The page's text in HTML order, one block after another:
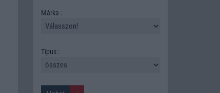
Márka :
Tipus :